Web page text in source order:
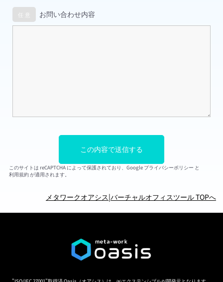
お問い合わせ内容
このサイトは reCAPTCHA によって保護されており、Google プライバシーポリシー と
利用規約が適用されます。
メタワークオアシス|バーチャルオフィスツール TOPへ